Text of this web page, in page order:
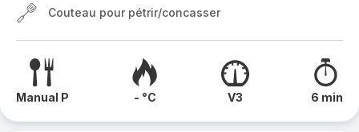
Couteau pour pétrir/concasser
Manual P - °C V3 6 min